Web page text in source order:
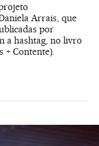
Arrais, que
por
a hashtag, no livro
+ Contente).